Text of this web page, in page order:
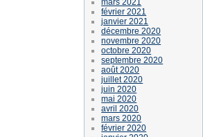
février 2021
janvier 2021
décembre 2020
novembre 2020
octobre 2020
septembre 2020
août 2020
juillet 2020
juin 2020
mai 2020
avril 2020
mars 2020
février 2020